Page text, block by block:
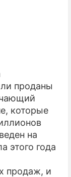
проданы
которые
на
этого года
продаж, и